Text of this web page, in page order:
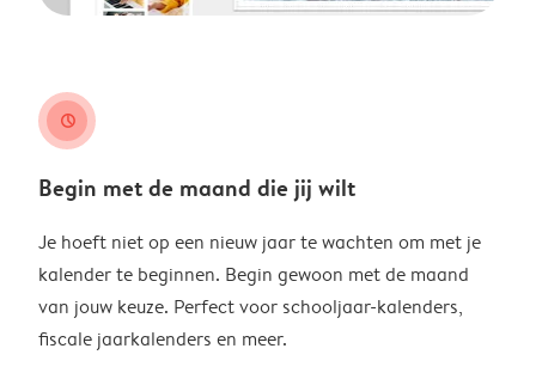
clock
Begin met de maand die jij wilt
Je hoeft niet op een nieuw jaar te wachten om met je
kalender te beginnen. Begin gewoon met de maand
van jouw keuze. Perfect voor schooljaar-kalenders,
fiscale jaarkalenders en meer.